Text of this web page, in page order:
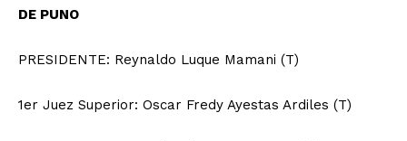
DE PUNO
PRESIDENTE: Reynaldo Luque Mamani (T)
1er Juez Superior: Oscar Fredy Ayestas Ardiles (T)